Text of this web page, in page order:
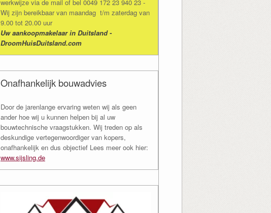
werkwijze via de mail of bel 0049 172 23 940 23 -
Wij zijn bereikbaar van maandag t/m zaterdag van
9.00 tot 20.00 uur
Uw aankoopmakelaar in Duitsland -
DroomHuisDuitsland.com
Onafhankelijk bouwadvies
Door de jarenlange ervaring weten wij als geen
ander hoe wij u kunnen helpen bij al uw
bouwtechnische vraagstukken. Wij treden op als
deskundige vertegenwoordiger van kopers,
onafhankelijk en dus objectief Lees meer ook hier:
www.sijsling.de